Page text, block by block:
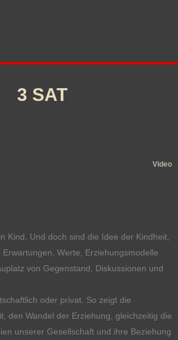
3 SAT
Video
Kind. Und doch sind die Idee der Kindheit,
Werte, Erziehungsmodelle
von Gegenstand, Diskussionen und
oder privat. So zeigt die
den Wandel der Erziehung, gleichzeitig die
unserer Gesellschaft und ihre Beziehung